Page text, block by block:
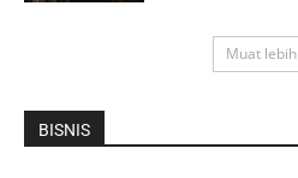
Muat lebih
BISNIS